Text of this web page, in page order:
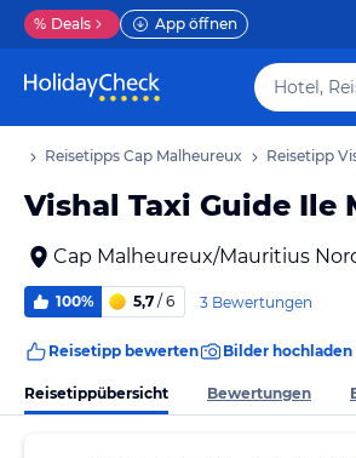
% Deals App öffnen
Reisetipps Cap Malheureux Reisetipp
Vishal Taxi Guide Ile
Cap Malheureux/Mauritius
100% 5,7 / 6 3 Bewertungen
Reisetipp bewerten Bilder hochladen
Reisetippübersicht Bewertungen